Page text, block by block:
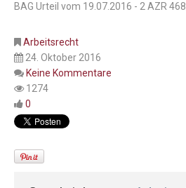
BAG Urteil vom 19.07.2016 - 2 AZR
Arbeitsrecht
24. Oktober 2016
Keine Kommentare
1274
0